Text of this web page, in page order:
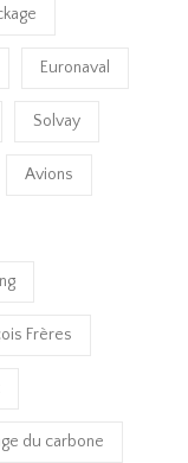
Euronaval
Solvay
Avions
Frères
du carbone